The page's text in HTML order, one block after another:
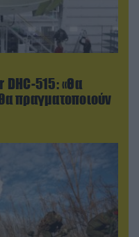
DHC-515: «Θα
πραγματοποιούν